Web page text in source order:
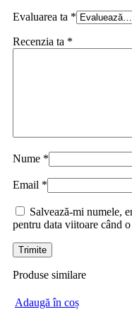
Evaluarea ta *
Recenzia ta *
Nume *
Email *
Salvează-mi numele,
pentru data viitoare când
Produse similare
Adaugă în coș